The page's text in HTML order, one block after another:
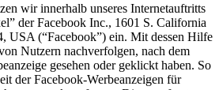
wir innerhalb unseres Internetauftritts
der Facebook Inc., 1601 S. California
USA (“Facebook”) ein. Mit dessen Hilfe
Nutzern nachverfolgen, nach dem
gesehen oder geklickt haben. So
der Facebook-Werbeanzeigen für